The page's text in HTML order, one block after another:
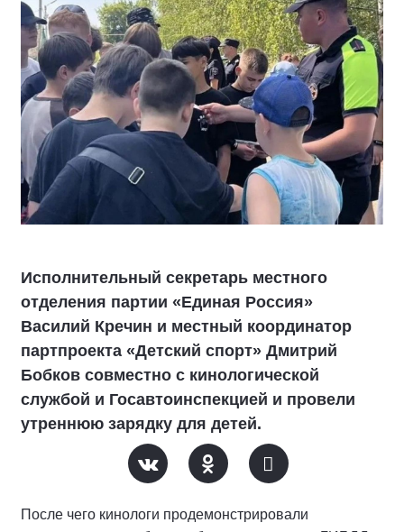
Исполнительный секретарь местного
отделения партии «Единая Россия»
Василий Кречин и местный координатор
партпроекта «Детский спорт» Дмитрий
Бобков совместно с кинологической
службой и Госавтоинспекцией и провели
утреннюю зарядку для детей.
После чего кинологи продемонстрировали